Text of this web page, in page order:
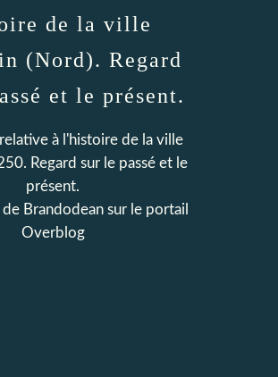
de la ville
(Nord). Regard
et le présent.
à l'histoire de la ville
Regard sur le passé et le
présent.
Brandodean sur le portail
Overblog